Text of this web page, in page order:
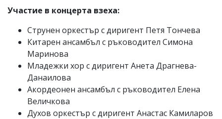
Участие в концерта взеха:
Струнен оркестър с диригент Петя Тончева
Китарен ансамбъл с ръководител Симона
Маринова
Младежки хор с диригент Анета Драгнева-
Данаилова
Акордеонен ансамбъл с ръководител Елена
Величкова
Духов оркестър с диригент Анастас Камиларов